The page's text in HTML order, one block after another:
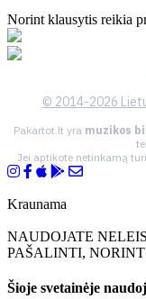
Norint klausytis reikia
© 2014-2026
Pakartot.lt yra muzikos
Jei aptikote netinkamą
Kraunama
NAUDOJATE
PAŠALINTI,
Šioje svetainėje